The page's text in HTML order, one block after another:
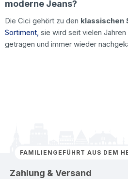
moderne Jeans?
Die Cici gehört zu den klassischen
Sortiment, sie wird seit vielen Jahren
getragen und immer wieder
FAMILIENGEFÜHRT AUS DEM
Zahlung & Versand